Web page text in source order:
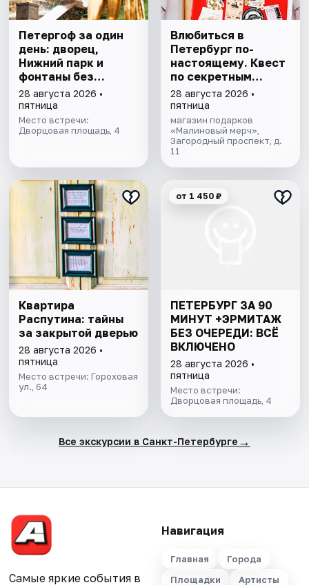
Петергоф за один
день: дворец,
Нижний парк и
фонтаны без
очередей. Все
билеты включены
28 августа 2026 •
пятница
Место встречи:
Дворцовая площадь, 4
Влюбиться в
Петербург по-
настоящему. Квест
по секретным
местам
28 августа 2026 •
пятница
магазин подарков
«Малиновый мерч»,
Загородный проспект, д.
11
Квартира
Распутина: тайны
за закрытой дверью
28 августа 2026 •
пятница
Место встречи: Гороховая
ул., 64
от 1 450 ₽
ПЕТЕРБУРГ ЗА 90
МИНУТ +ЭРМИТАЖ
БЕЗ ОЧЕРЕДИ: ВСЁ
ВКЛЮЧЕНО
28 августа 2026 •
пятница
Место встречи:
Дворцовая площадь, 4
Все экскурсии в Санкт-Петербурге →
Самые яркие события в
Навигация
Главная
Города
Площадки
Артисты